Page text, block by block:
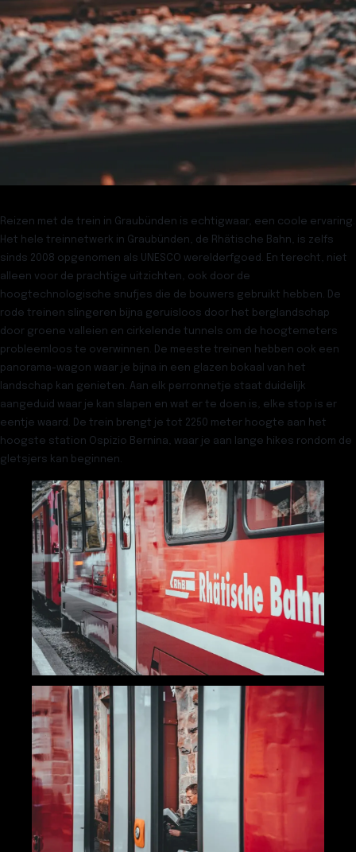
Reizen met de trein in Graubünden is echtigwaar, een coole ervaring.
Het hele treinnetwerk in Graubünden, de Rhätische Bahn, is zelfs
sinds 2008 opgenomen als UNESCO werelderfgoed. En terecht, niet
alleen voor de prachtige uitzichten, ook door de
hoogtechnologische snufjes die de bouwers gebruikt hebben. De
rode treinen slingeren bijna geruisloos door het berglandschap
door groene valleien en cirkelende tunnels om de hoogtemeters
probleemloos te overwinnen. De meeste treinen hebben ook een
panorama-wagon waar je bijna in een glazen bokaal van het
landschap kan genieten. Aan elk perronnetje staat duidelijk
aangeduid waar je kan slapen en wat er te doen is, elke stop is er
eentje waard. De trein brengt je tot 2250 meter hoogte aan het
hoogste station Ospizio Bernina, waar je aan lange hikes rondom de
gletsjers kan beginnen.